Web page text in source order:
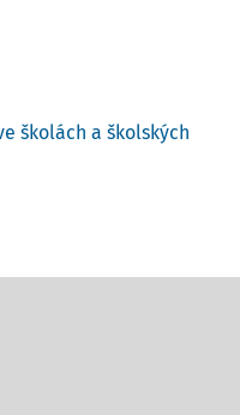
školách a školských